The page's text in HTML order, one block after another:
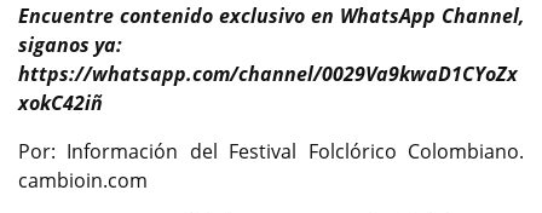
Encuentre contenido exclusivo en WhatsApp Channel,
siganos ya:
https://whatsapp.com/channel/0029Va9kwaD1CYoZx
xokC42iñ
Por: Información del Festival Folclórico Colombiano.
cambioin.com